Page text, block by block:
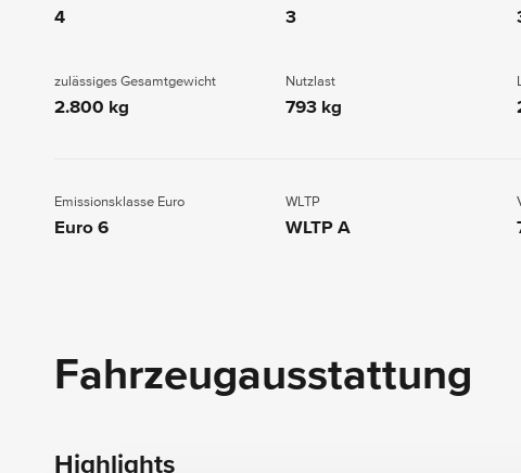
4 3
zulässiges Gesamtgewicht
2.800 kg
Nutzlast
793 kg
Emissionsklasse Euro
Euro 6
WLTP
WLTP A
Fahrzeugausstattung
Highlights